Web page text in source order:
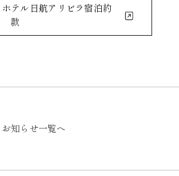
テル日航アリビラ宿泊約
款
お知らせ一覧へ